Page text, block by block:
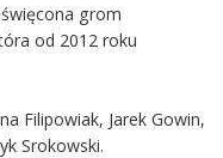
grom
od 2012 roku
Filipowiak, Jarek Gowin,
Srokowski.